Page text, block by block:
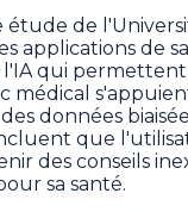
étude de
applications de
l'IA qui
médical
données
que
des conseils
sa santé.